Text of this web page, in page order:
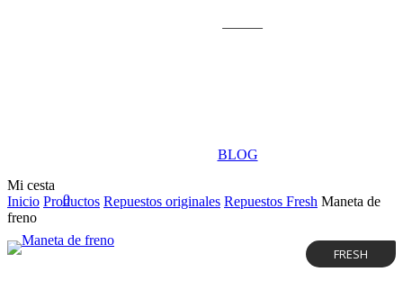
BLOG
Buscar
account
0
Mi cesta
Cart
Inicio Productos Repuestos originales Repuestos Fresh Maneta de
freno
FRESH